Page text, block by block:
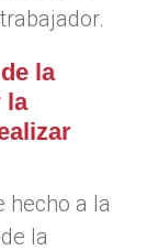
la
la
hecho a la
la